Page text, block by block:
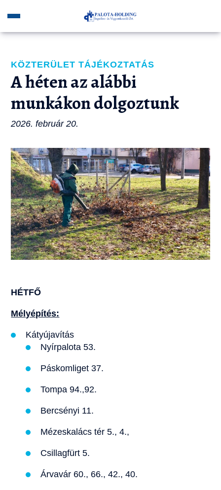
KÖZTERÜLET TÁJÉKOZTATÁS
A héten az alábbi
munkákon dolgoztunk
2026. február 20.
HÉTFŐ
Mélyépítés:
Kátyújavítás
Nyírpalota 53.
Páskomliget 37.
Tompa 94.,92.
Bercsényi 11.
Mézeskalács tér 5., 4.,
Csillagfürt 5.
Árvavár 60., 66., 42., 40.